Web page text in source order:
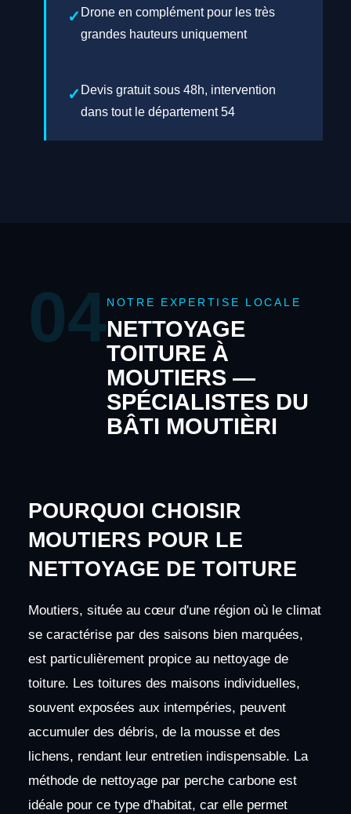
Drone en complément pour les très
grandes hauteurs uniquement
Devis gratuit sous 48h, intervention
dans tout le département 54
04NOTRE EXPERTISE LOCALE
NETTOYAGE
TOITURE À
MOUTIERS —
SPÉCIALISTES DU
BÂTI MOUTIÈRI
POURQUOI CHOISIR
MOUTIERS POUR LE
NETTOYAGE DE TOITURE
Moutiers, située au cœur d'une région où le climat
se caractérise par des saisons bien marquées,
est particulièrement propice au nettoyage de
toiture. Les toitures des maisons individuelles,
souvent exposées aux intempéries, peuvent
accumuler des débris, de la mousse et des
lichens, rendant leur entretien indispensable. La
méthode de nettoyage par perche carbone est
idéale pour ce type d'habitat, car elle permet